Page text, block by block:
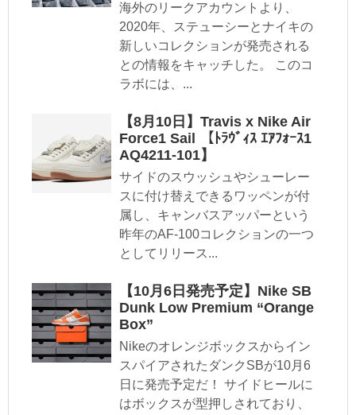
海外のリークアカウントより、
2020年、ステューシーとナイキの
新しいコレクションが発売される
との情報をキャッチした。 このコ
ラボには、...
【8月10日】Travis x Nike Air
Force1 Sail 【ﾄﾗｳﾞｨｽ ｴｱﾌｫｰｽ1
AQ4211-101】
サイドのスウッシュやシューレー
スに付け替えできるワッペンが付
属し、キャンバスアッパーという
昨年のAF-100コレクションの一つ
としてリリース...
【10月6日発売予定】Nike SB
Dunk Low Premium “Orange
Box”
Nikeのオレンジボックスからイン
スパイアされたダンクSBが10月6
日に発売予定だ！ サイドヒールに
はボックスが型押しされており、